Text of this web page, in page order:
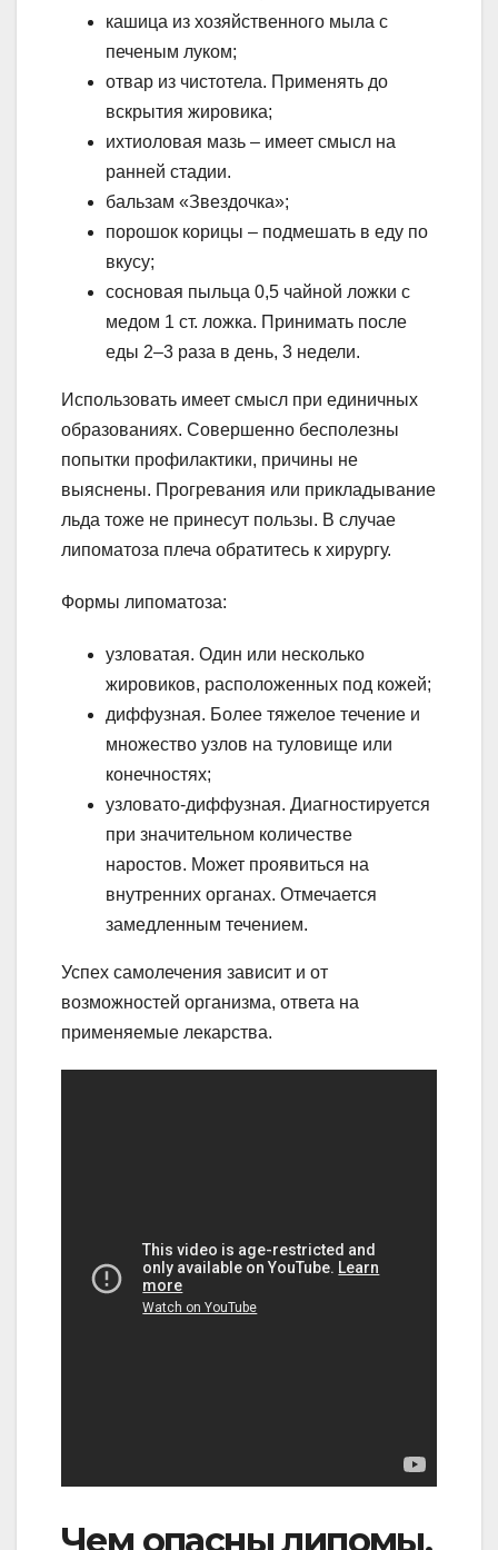
кашица из хозяйственного мыла с
печеным луком;
отвар из чистотела. Применять до
вскрытия жировика;
ихтиоловая мазь – имеет смысл на
ранней стадии.
бальзам «Звездочка»;
порошок корицы – подмешать в еду по
вкусу;
сосновая пыльца 0,5 чайной ложки с
медом 1 ст. ложка. Принимать после
еды 2–3 раза в день, 3 недели.
Использовать имеет смысл при единичных
образованиях. Совершенно бесполезны
попытки профилактики, причины не
выяснены. Прогревания или прикладывание
льда тоже не принесут пользы. В случае
липоматоза плеча обратитесь к хирургу.
Формы липоматоза:
узловатая. Один или несколько
жировиков, расположенных под кожей;
диффузная. Более тяжелое течение и
множество узлов на туловище или
конечностях;
узловато-диффузная. Диагностируется
при значительном количестве
наростов. Может проявиться на
внутренних органах. Отмечается
замедленным течением.
Успех самолечения зависит и от
возможностей организма, ответа на
применяемые лекарства.
Чем опасны липомы,